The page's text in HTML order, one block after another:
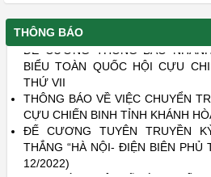
THÔNG BÁO
MỘT SỐ NỘI DUNG CHÍNH
NIỆM CHƯƠNG CỰU CHIẾN BINH
ĐỀ CƯƠNG THÔNG BÁO
BIỂU TOÀN QUỐC HỘI CỰU
THỨ VII
THÔNG BÁO VỀ VIỆC CHUYỂN
CỰU CHIẾN BINH TỈNH KHÁNH
ĐẾ CƯƠNG TUYÊN TRUYỀN
THẮNG “HÀ NỘI- ĐIỆN BIÊN PHỦ
12/2022)
DANH SÁCH LIỆT SĨ CÒN THIẾU